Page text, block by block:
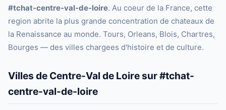
#tchat-centre-val-de-loire. Au coeur de la France, cette
region abrite la plus grande concentration de chateaux de
la Renaissance au monde. Tours, Orleans, Blois, Chartres,
Bourges — des villes chargees d'histoire et de culture.
Villes de Centre-Val de Loire sur #tchat-
centre-val-de-loire